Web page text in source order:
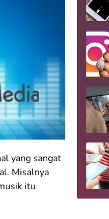
yang sangat
Misalnya
itu